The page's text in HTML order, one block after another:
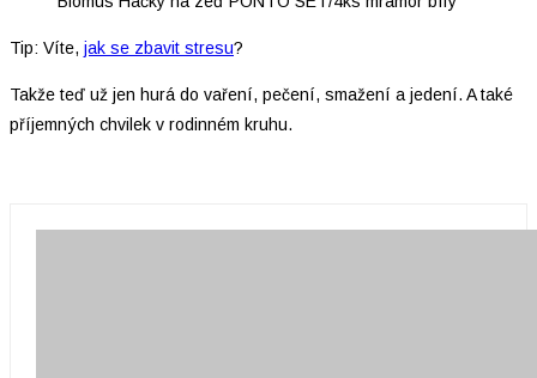
Tip: Víte, jak se zbavit stresu?
Takže teď už jen hurá do vaření, pečení, smažení a jedení. A také
příjemných chvilek v rodinném kruhu.